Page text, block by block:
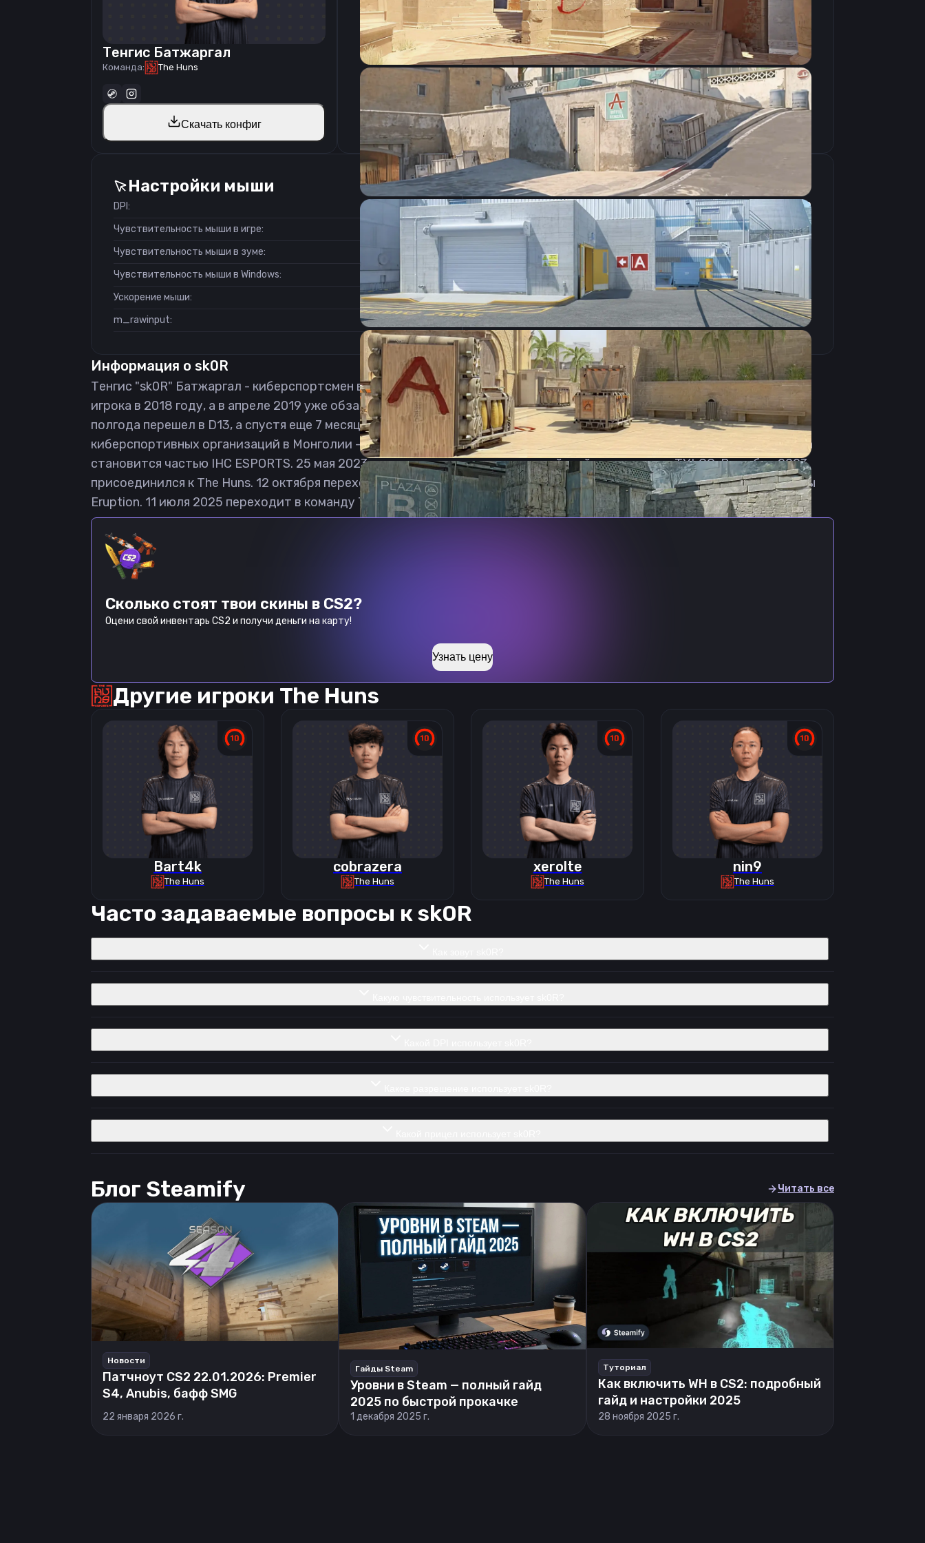
Тенгис Батжаргал
Команда: The Huns
Скачать конфиг
CSGO-GrqC2-at28s-Xxu2G-UVtvi-cV6uC
Скопировать
Настройки мыши
DPI:
400
Чувствительность мыши в игре:
2
Чувствительность мыши в зуме:
1
Чувствительность мыши в Windows:
6/11
Ускорение мыши:
0
m_rawinput:
1
Настройки экрана
Разрешение
1280×960
Соотношение сторон
4:3
Формат изображения
Растянутое
Частота обновления
240Hz
Информация о sk0R
Тенгис "sk0R" Батжаргал - киберспортсмен в дисциплине Counter-Strike: Global Offensive из Монголии. Начал карьеру
игрока в 2018 году, а в апреле 2019 уже обзавелся первой в своей карьере командой, ей стала 2990 Esports. Спустя
полгода перешел в D13, а спустя еще 7 месяцев в Team NKT. В январе 2022 присоединился к одной из самый крупные
киберспортивных организаций в Монголии - Checkmate, где пока не закрепился в основном составе. 6 марта 2022 года
становится частью IHC ESPORTS. 25 мая 2023 года становится игроком китайской организации TYLOO. В ноябре 2023
присоединился к The Huns. 12 октября переходит в коллектив ATOX. 15 октября 2024 года становится игроком команды
Eruption. 11 июля 2025 переходит в команду The Huns.
Сколько стоят твои скины в CS2?
Оцени свой инвентарь CS2 и получи деньги на карту!
Узнать цену
Другие игроки The Huns
Bart4k
The Huns
cobrazera
The Huns
xerolte
The Huns
nin9
The Huns
Часто задаваемые вопросы кsk0R
Блог Steamify Читать все
Новости
Патчноут CS2 22.01.2026: Premier
S4, Anubis, бафф SMG
22 января 2026 г.
Гайды Steam
Уровни в Steam — полный гайд
2025 по быстрой прокачке
1 декабря 2025 г.
Туториал
Как включить WH в CS2: подробный
гайд и настройки 2025
28 ноября 2025 г.